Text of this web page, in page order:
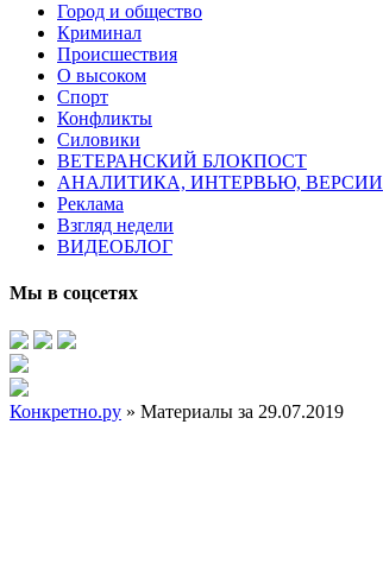
Город и общество
Криминал
Происшествия
О высоком
Спорт
Конфликты
Силовики
ВЕТЕРАНСКИЙ БЛОКПОСТ
АНАЛИТИКА, ИНТЕРВЬЮ, ВЕРСИИ
Реклама
Взгляд недели
ВИДЕОБЛОГ
Мы в соцсетях
Конкретно.ру » Материалы за 29.07.2019